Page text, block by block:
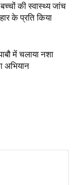
की स्वास्थ्य जांच
के प्रति किया
में चलाया नशा
अभियान